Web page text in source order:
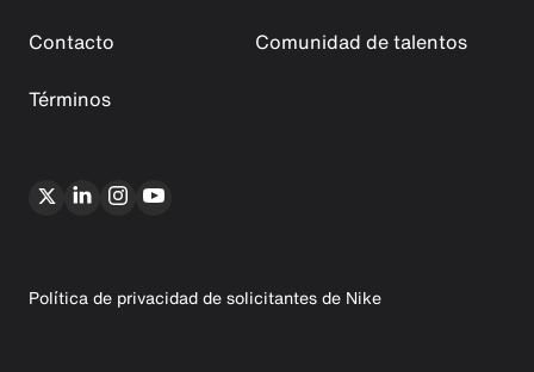
Contacto
Comunidad de talentos
Términos
Política de privacidad de solicitantes de Nike